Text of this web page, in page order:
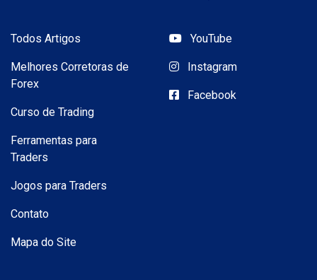
Todos Artigos
Melhores Corretoras de
Forex
Curso de Trading
Ferramentas para
Traders
Jogos para Traders
Contato
Mapa do Site
YouTube
Instagram
Facebook